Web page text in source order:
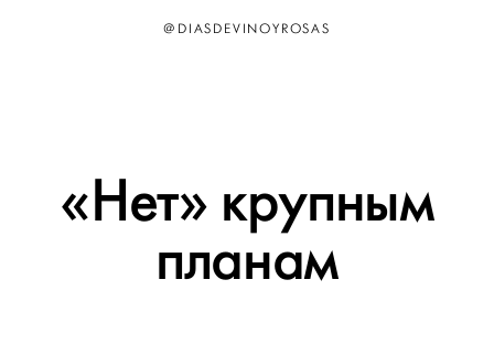
@DIASDEVINOYROSAS
«Нет» крупным
планам